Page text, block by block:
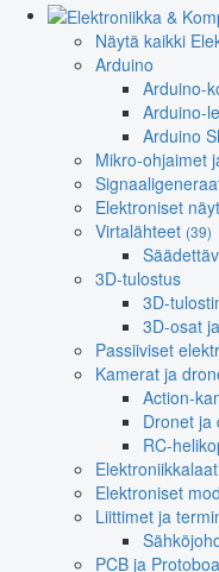
Näytä kaikki
Arduino
Arduino-
Arduino-
Arduino
Mikro-ohjaimet
Elektroniset
Virtalähteet (39)
3D-tulostus
3D-
3D-osat
Passiiviset
Kamerat ja
Action-
Dronet ja
RC-
Elektroniset
Liittimet ja
PCB ja